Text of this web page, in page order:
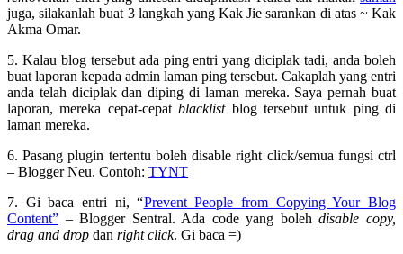
juga, silakanlah buat 3 langkah yang Kak Jie sarankan di atas ~ Kak
Akma Omar.
5. Kalau blog tersebut ada ping entri yang diciplak tadi, anda boleh
buat laporan kepada admin laman ping tersebut. Cakaplah yang entri
anda telah diciplak dan diping di laman mereka. Saya pernah buat
laporan, mereka cepat-cepatblacklistblog tersebut untuk ping di
laman mereka.
6. Pasang plugin tertentu boleh disable right click/semua fungsi ctrl
– Blogger Neu. Contoh: TYNT
7. Gi baca entri ni, “Prevent People from Copying Your Blog
Content” – Blogger Sentral. Ada code yang bolehdisable copy,
drag and drop dan right click. Gi baca =)